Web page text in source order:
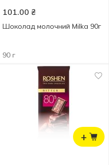
101.00 ₴
Шоколад молочний Milka 90г
90 г
+